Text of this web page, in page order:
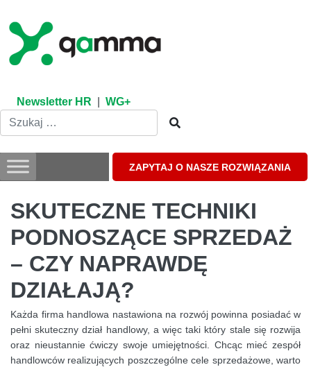
content
Newsletter HR WG+
ZAPYTAJ O NASZE ROZWIĄZANIA
SKUTECZNE TECHNIKI
PODNOSZĄCE SPRZEDAŻ
– CZY NAPRAWDĘ
DZIAŁAJĄ?
Każda firma handlowa nastawiona na rozwój powinna posiadać w
pełni skuteczny dział handlowy, a więc taki który stale się rozwija
oraz nieustannie ćwiczy swoje umiejętności. Chcąc mieć zespół
handlowców realizujących poszczególne cele sprzedażowe, warto